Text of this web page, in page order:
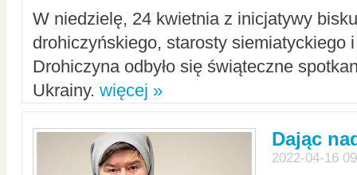
W niedzielę, 24 kwietnia z inicjatywy
drohiczyńskiego, starosty siemiatyckiego
Drohiczyna odbyło się świąteczne
Ukrainy. więcej »
Dając
2022-04-16